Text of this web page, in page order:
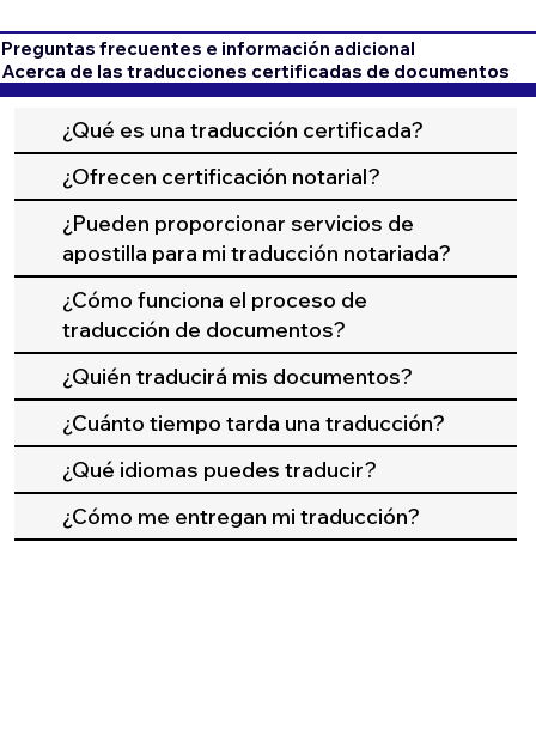
Preguntas frecuentes e información adicional
Acerca de las traducciones certificadas de documentos
¿Qué es una traducción certificada?
¿Ofrecen certificación notarial?
¿Pueden proporcionar servicios de
apostilla para mi traducción notariada?
¿Cómo funciona el proceso de
traducción de documentos?
¿Quién traducirá mis documentos?
¿Cuánto tiempo tarda una traducción?
¿Qué idiomas puedes traducir?
¿Cómo me entregan mi traducción?